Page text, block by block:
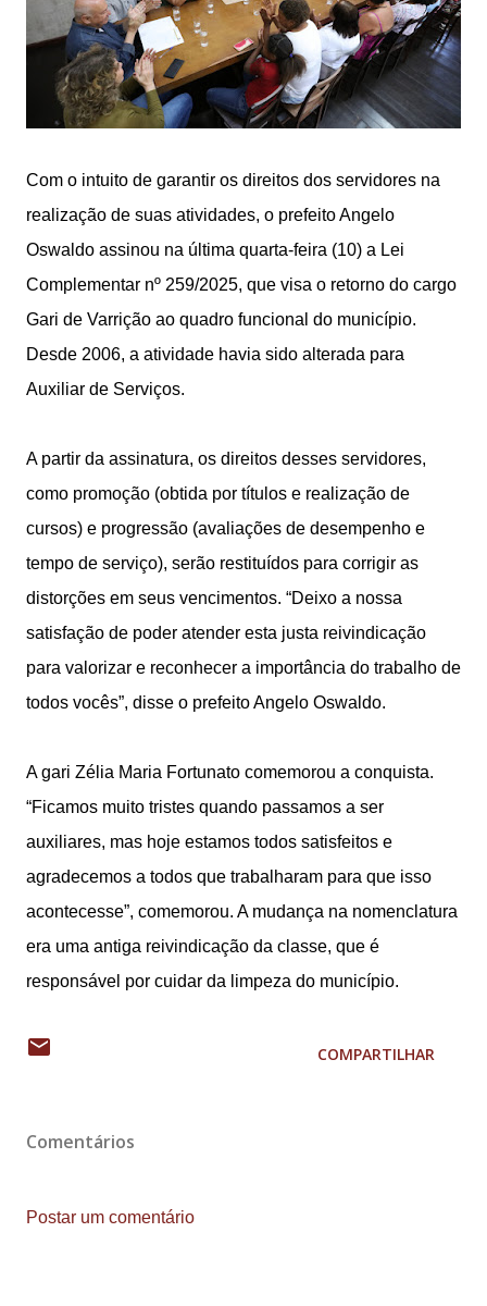
Com o intuito de garantir os direitos dos servidores na
realização de suas atividades, o prefeito Angelo
Oswaldo assinou na última quarta-feira (10) a Lei
Complementar nº 259/2025, que visa o retorno do cargo
Gari de Varrição ao quadro funcional do município.
Desde 2006, a atividade havia sido alterada para
Auxiliar de Serviços.
A partir da assinatura, os direitos desses servidores,
como promoção (obtida por títulos e realização de
cursos) e progressão (avaliações de desempenho e
tempo de serviço), serão restituídos para corrigir as
distorções em seus vencimentos. “Deixo a nossa
satisfação de poder atender esta justa reivindicação
para valorizar e reconhecer a importância do trabalho de
todos vocês”, disse o prefeito Angelo Oswaldo.
A gari Zélia Maria Fortunato comemorou a conquista.
“Ficamos muito tristes quando passamos a ser
auxiliares, mas hoje estamos todos satisfeitos e
agradecemos a todos que trabalharam para que isso
acontecesse”, comemorou. A mudança na nomenclatura
era uma antiga reivindicação da classe, que é
responsável por cuidar da limpeza do município.
COMPARTILHAR
Comentários
Postar um comentário